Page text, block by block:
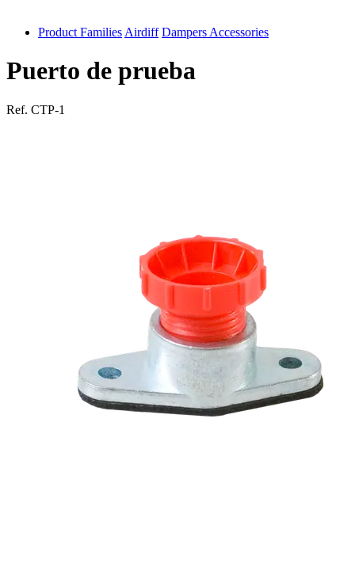
antivib
isolfix
Product Families Airdiff Dampers Accessories
Puerto de prueba
Ref. CTP-1